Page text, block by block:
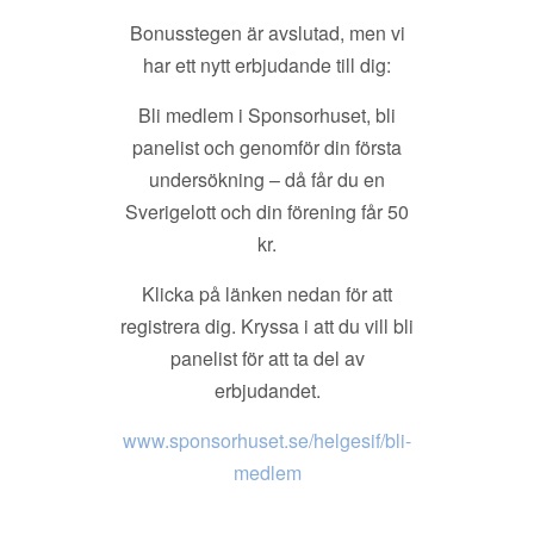
Bonusstegen är avslutad, men vi
har ett nytt erbjudande till dig:
Bli medlem i Sponsorhuset, bli
panelist och genomför din första
undersökning – då får du en
Sverigelott och din förening får 50
kr.
Klicka på länken nedan för att
registrera dig. Kryssa i att du vill bli
panelist för att ta del av
erbjudandet.
www.sponsorhuset.se/helgesif/bli-
medlem